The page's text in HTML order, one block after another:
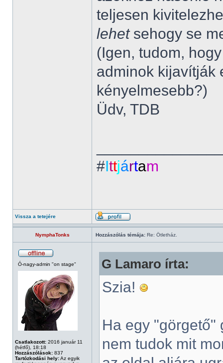
teljesen
lehetsehogy se
(Igen, tudom,
adminok kijavítják
kényelmesebb?)
Üdv, TDB
#Ittjártam
Vissza a tetejére
NymphaTonks Hozzászólás témája: Re: Ötletház.
Ó-nagy-admin "on stage"
Csatlakozott: 2016 január 11
(hétfő), 18:18
Hozzászólások: 837
Tartózkodási hely:Az egyik
G Lamaro írta:
Szia!
Ha egy "görgető"
nem tudok mit